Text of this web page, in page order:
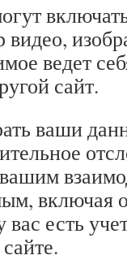
ведет
сайт.
ваши
включая
есть